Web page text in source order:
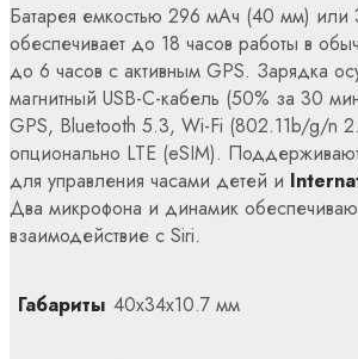
Батарея емкостью 296 мАч (40 мм)
обеспечивает до 18 часов работы в
до 6 часов с активным GPS. Зарядка
магнитный USB-C-кабель (50% за 30
GPS, Bluetooth 5.3, Wi-Fi (802.11b/g/n
опционально LTE (eSIM).
для управления часами детей и
Два микрофона и динамик
взаимодействие с Siri.
Габариты 40x34x10.7 мм